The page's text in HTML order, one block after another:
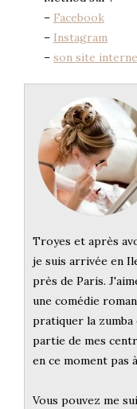
– Facebook
– Instagram
– son site
Troyes et après
je suis arrivée en
près de Paris.
une comédie
pratiquer la zumba
partie de mes
en ce moment pas
Vous pouvez me